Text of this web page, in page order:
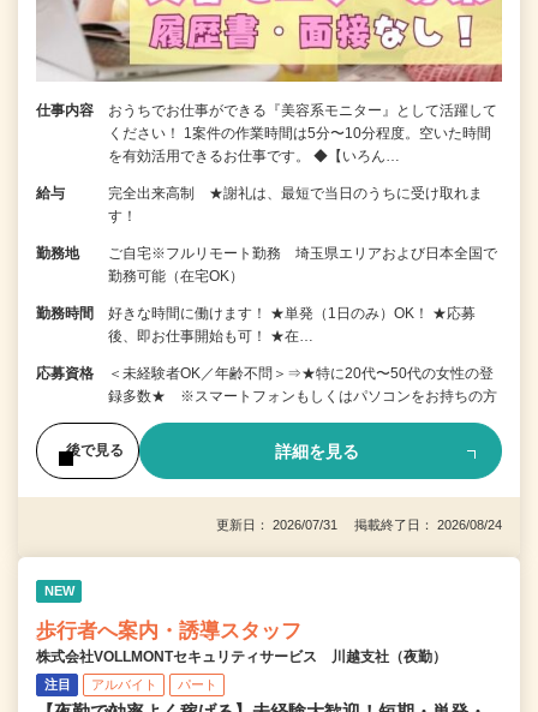
仕事内容
おうちでお仕事ができる『美容系モニター』として活躍して
ください！ 1案件の作業時間は5分〜10分程度。空いた時間
を有効活用できるお仕事です。 ◆【いろん…
給与
完全出来高制 ★謝礼は、最短で当日のうちに受け取れま
す！
勤務地
ご自宅※フルリモート勤務 埼玉県エリアおよび日本全国で
勤務可能（在宅OK）
勤務時間
好きな時間に働けます！ ★単発（1日のみ）OK！ ★応募
後、即お仕事開始も可！ ★在…
応募資格
＜未経験者OK／年齢不問＞⇒★特に20代〜50代の女性の登
録多数★ ※スマートフォンもしくはパソコンをお持ちの方
後で見る 詳細を見る
更新日： 2026/07/31 掲載終了日： 2026/08/24
NEW
歩行者へ案内・誘導スタッフ
株式会社VOLLMONTセキュリティサービス 川越支社（夜勤）
注目 アルバイト パート